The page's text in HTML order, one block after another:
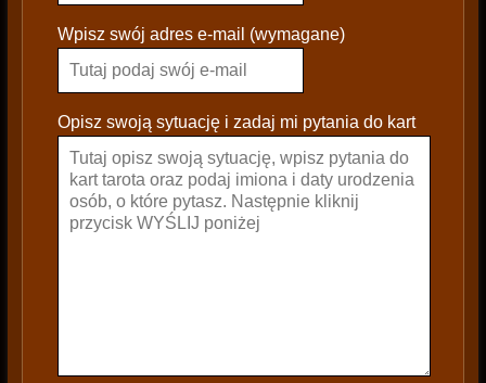
a
s
e
a
e
Wpisz swój adres e-mail (wymagane)
Opisz swoją sytuację i zadaj mi pytania do kart